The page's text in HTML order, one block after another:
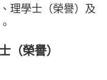
理學士（榮譽）及
（榮譽）